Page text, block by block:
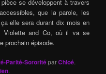
se développent à travers
que la parole, les
elle sera durant dix mois en
Violette and Co, où il va se
prochain épisode.
Parité-SororitéparChloé.
.